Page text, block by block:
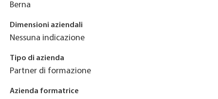
Berna
Dimensioni aziendali
Nessuna indicazione
Tipo di azienda
Partner di formazione
Azienda formatrice